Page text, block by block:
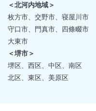
＜北河内地域＞
枚方市、交野市、寝屋川市
守口市、門真市、四條畷市
大東市
＜堺市＞
堺区、西区、中区、南区
北区、東区、美原区